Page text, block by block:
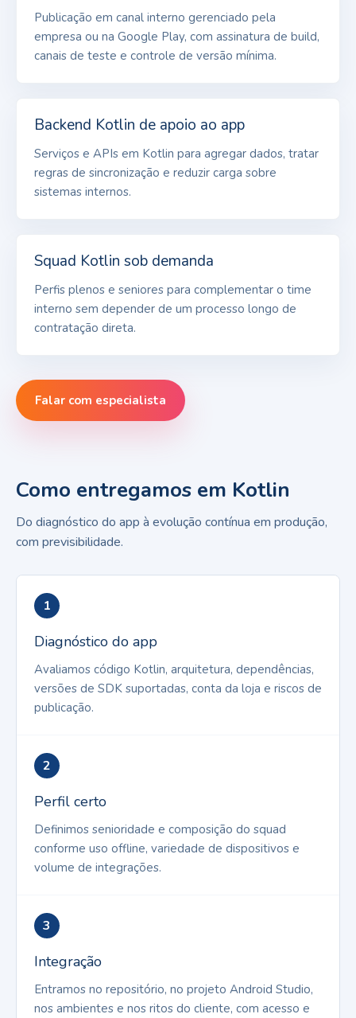
Publicação em canal interno gerenciado pela
empresa ou na Google Play, com assinatura de build,
canais de teste e controle de versão mínima.
Backend Kotlin de apoio ao app
Serviços e APIs em Kotlin para agregar dados, tratar
regras de sincronização e reduzir carga sobre
sistemas internos.
Squad Kotlin sob demanda
Perfis plenos e seniores para complementar o time
interno sem depender de um processo longo de
contratação direta.
Falar com especialista
Como entregamos em Kotlin
Do diagnóstico do app à evolução contínua em produção,
com previsibilidade.
1
Diagnóstico do app
Avaliamos código Kotlin, arquitetura, dependências,
versões de SDK suportadas, conta da loja e riscos de
publicação.
2
Perfil certo
Definimos senioridade e composição do squad
conforme uso offline, variedade de dispositivos e
volume de integrações.
3
Integração
Entramos no repositório, no projeto Android Studio,
nos ambientes e nos ritos do cliente, com acesso e